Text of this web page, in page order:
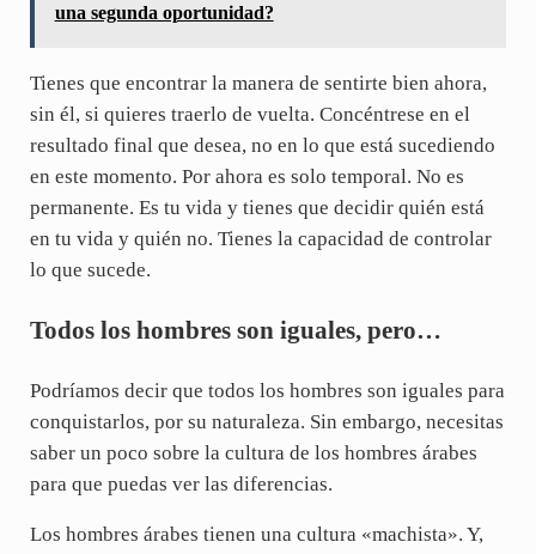
una segunda oportunidad?
Tienes que encontrar la manera de sentirte bien ahora,
sin él, si quieres traerlo de vuelta. Concéntrese en el
resultado final que desea, no en lo que está sucediendo
en este momento. Por ahora es solo temporal. No es
permanente. Es tu vida y tienes que decidir quién está
en tu vida y quién no. Tienes la capacidad de controlar
lo que sucede.
Todos los hombres son iguales, pero…
Podríamos decir que todos los hombres son iguales para
conquistarlos, por su naturaleza. Sin embargo, necesitas
saber un poco sobre la cultura de los hombres árabes
para que puedas ver las diferencias.
Los hombres árabes tienen una cultura «machista». Y,